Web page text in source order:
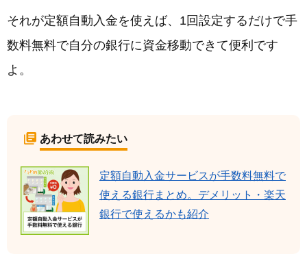
それが定額自動入金を使えば、1回設定するだけで手
数料無料で自分の銀行に資金移動できて便利です
よ。
あわせて読みたい
定額自動入金サービスが手数料無料で
使える銀行まとめ。デメリット・楽天
銀行で使えるかも紹介